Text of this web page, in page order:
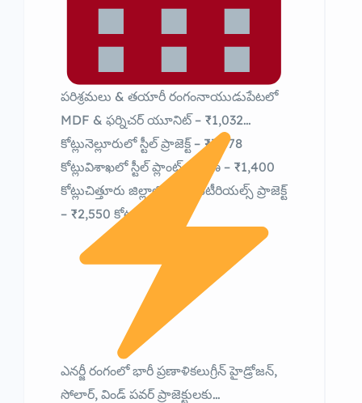
పరిశ్రమలు & తయారీ రంగంనాయుడుపేటలో
MDF & ఫర్నిచర్ యూనిట్ – ₹1,032
కోట్లునెల్లూరులో స్టీల్ ప్రాజెక్ట్ – ₹3,678
కోట్లువిశాఖలో స్టీల్ ప్లాంట్ విస్తరణ – ₹1,400
కోట్లుచిత్తూరు జిల్లాలో LiB మెటీరియల్స్ ప్రాజెక్ట్
– ₹2,550 కోట్లు
ఎనర్జీ రంగంలో భారీ ప్రణాళికలుగ్రీన్ హైడ్రోజన్,
సోలార్, విండ్ పవర్ ప్రాజెక్టులకు